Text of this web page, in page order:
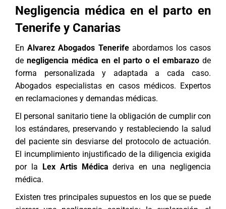
Negligencia médica en el parto en
Tenerife y Canarias
EnAlvarez Abogados Tenerifeabordamos los casos
de negligencia médica en el parto o el embarazo de
forma personalizada y adaptada a cada caso.
Abogados especialistas en casos médicos. Expertos
en reclamaciones y demandas médicas.
El personal sanitario tiene la obligación de cumplir con
los estándares, preservando y restableciendo la salud
del paciente sin desviarse del protocolo de actuación.
El incumplimiento injustificado de la diligencia exigida
por la Lex Artis Médica deriva en una negligencia
médica.
Existen tres principales supuestos en los que se puede